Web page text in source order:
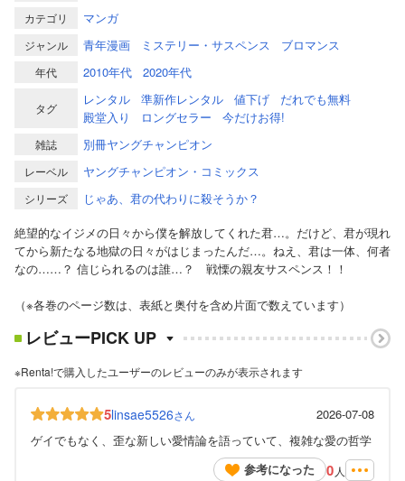
カテゴリ マンガ
ジャンル 青年漫画 ミステリー・サスペンス ブロマンス
年代 2010年代 2020年代
タグ
レンタル 準新作レンタル 値下げ
だれでも無料
殿堂入り
ロングセラー 今だけお得!
雑誌 別冊ヤングチャンピオン
レーベル ヤングチャンピオン・コミックス
シリーズ
じゃあ、君の代わりに殺そうか？
絶望的なイジメの日々から僕を解放してくれた君…。だけど、君が現れ
てから新たなる地獄の日々がはじまったんだ…。ねえ、君は一体、何者
なの……？ 信じられるのは誰…？ 戦慄の親友サスペンス！！
（※各巻のページ数は、表紙と奥付を含め片面で数えています）
レビューPICK UP
※Renta!で購入したユーザーのレビューのみが表示されます
5linsae5526さん
2026-07-08
ゲイでもなく、歪な新しい愛情論を語っていて、複雑な愛の哲学
参考になった
0 人